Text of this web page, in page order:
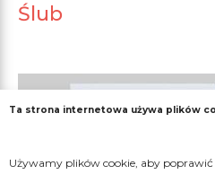
Ślub
Ta strona internetowa używa plików
Używamy plików cookie, aby